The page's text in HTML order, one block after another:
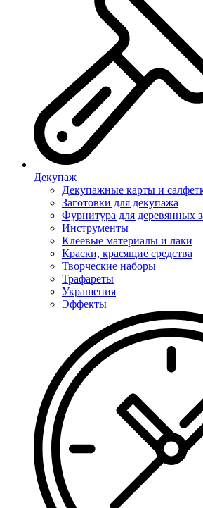
Декупаж
Декупажные карты и
Заготовки для декупажа
Фурнитура для деревянных
Инструменты
Клеевые материалы и лаки
Краски, красящие средства
Творческие наборы
Трафареты
Украшения
Эффекты